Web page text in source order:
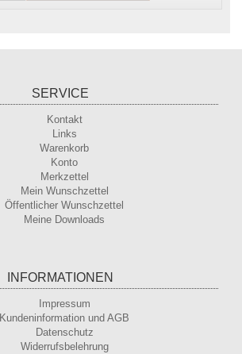
SERVICE
Kontakt
Links
Warenkorb
Konto
Merkzettel
Mein Wunschzettel
Öffentlicher Wunschzettel
Meine Downloads
INFORMATIONEN
Impressum
Kundeninformation und AGB
Datenschutz
Widerrufsbelehrung